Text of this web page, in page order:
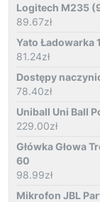
Logitech M235
89.67zł
Yato Ładowarka
81.24zł
Dostępy
78.40zł
Uniball Uni Ball
229.00zł
Główka Głowa
60
98.99zł
Mikrofon JBL